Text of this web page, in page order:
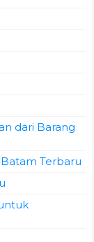
dari Barang
Terbaru